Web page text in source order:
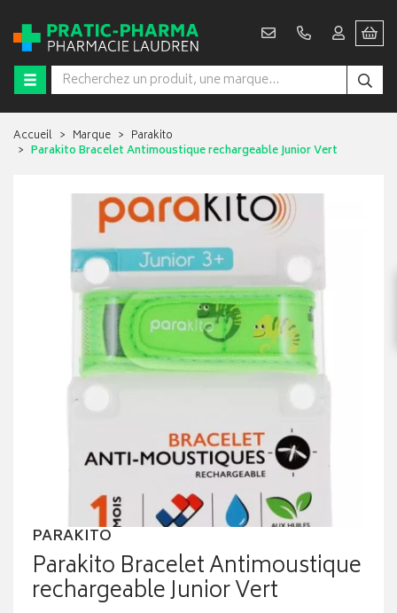
Accueil Marque
Parakito
Parakito Bracelet Antimoustique rechargeable Junior Vert
PARAKITO
Parakito Bracelet Antimoustique
rechargeable Junior Vert